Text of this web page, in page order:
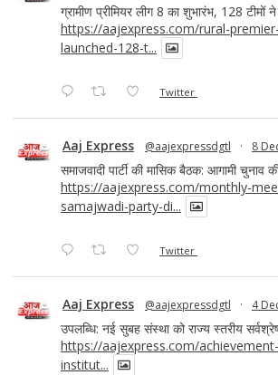
ग्रामीण प्रीमियर लीग 8 का शुभारंभ, 128 टीमों ने
https://aajexpress.com/rural-
launched-128-t...
Twitter
Aaj Express @aajexpressdgtl · 8
समाजवादी पार्टी की मासिक बैठक: आगामी चुनाव
https://aajexpress.com/monthly-
samajwadi-party-di...
Twitter
Aaj Express @aajexpressdgtl · 4
उपलब्धि: नई सुबह संस्था को राज्य स्तरीय
https://aajexpress.com/
institut...